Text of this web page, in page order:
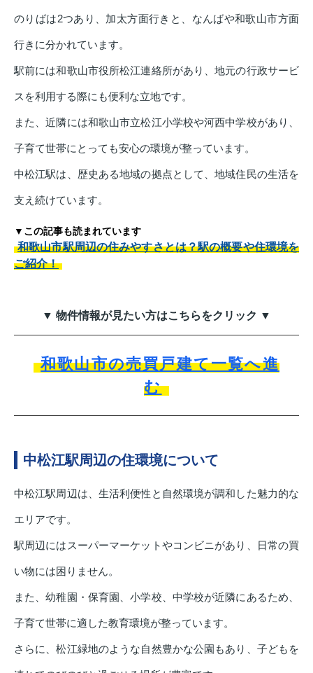
のりばは2つあり、加太方面行きと、なんばや和歌山市方面
行きに分かれています。
駅前には和歌山市役所松江連絡所があり、地元の行政サービ
スを利用する際にも便利な立地です。
また、近隣には和歌山市立松江小学校や河西中学校があり、
子育て世帯にとっても安心の環境が整っています。
中松江駅は、歴史ある地域の拠点として、地域住民の生活を
支え続けています。
▼この記事も読まれています
和歌山市駅周辺の住みやすさとは？駅の概要や住環境を
ご紹介！
▼ 物件情報が見たい方はこちらをクリック ▼
和歌山市の売買戸建て一覧へ進
む
中松江駅周辺の住環境について
中松江駅周辺は、生活利便性と自然環境が調和した魅力的な
エリアです。
駅周辺にはスーパーマーケットやコンビニがあり、日常の買
い物には困りません。
また、幼稚園・保育園、小学校、中学校が近隣にあるため、
子育て世帯に適した教育環境が整っています。
さらに、松江緑地のような自然豊かな公園もあり、子どもを